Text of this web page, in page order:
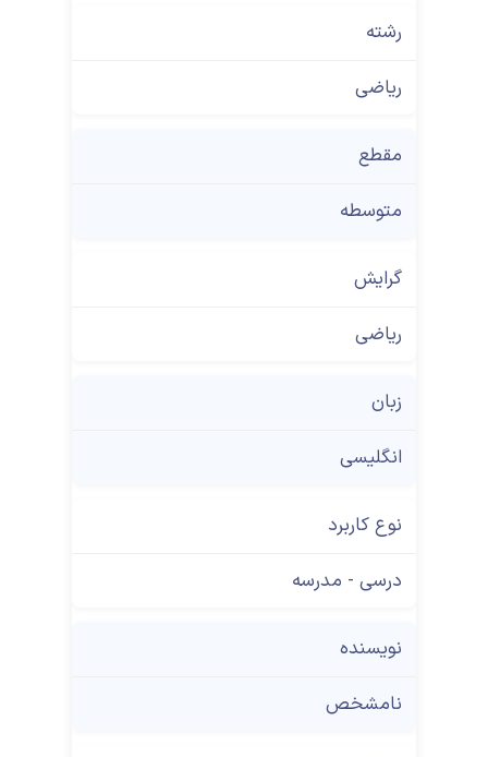
رشته
ریاضی
مقطع
متوسطه
گرایش
ریاضی
زبان
انگلیسی
نوع کاربرد
درسی - مدرسه
نویسنده
نامشخص